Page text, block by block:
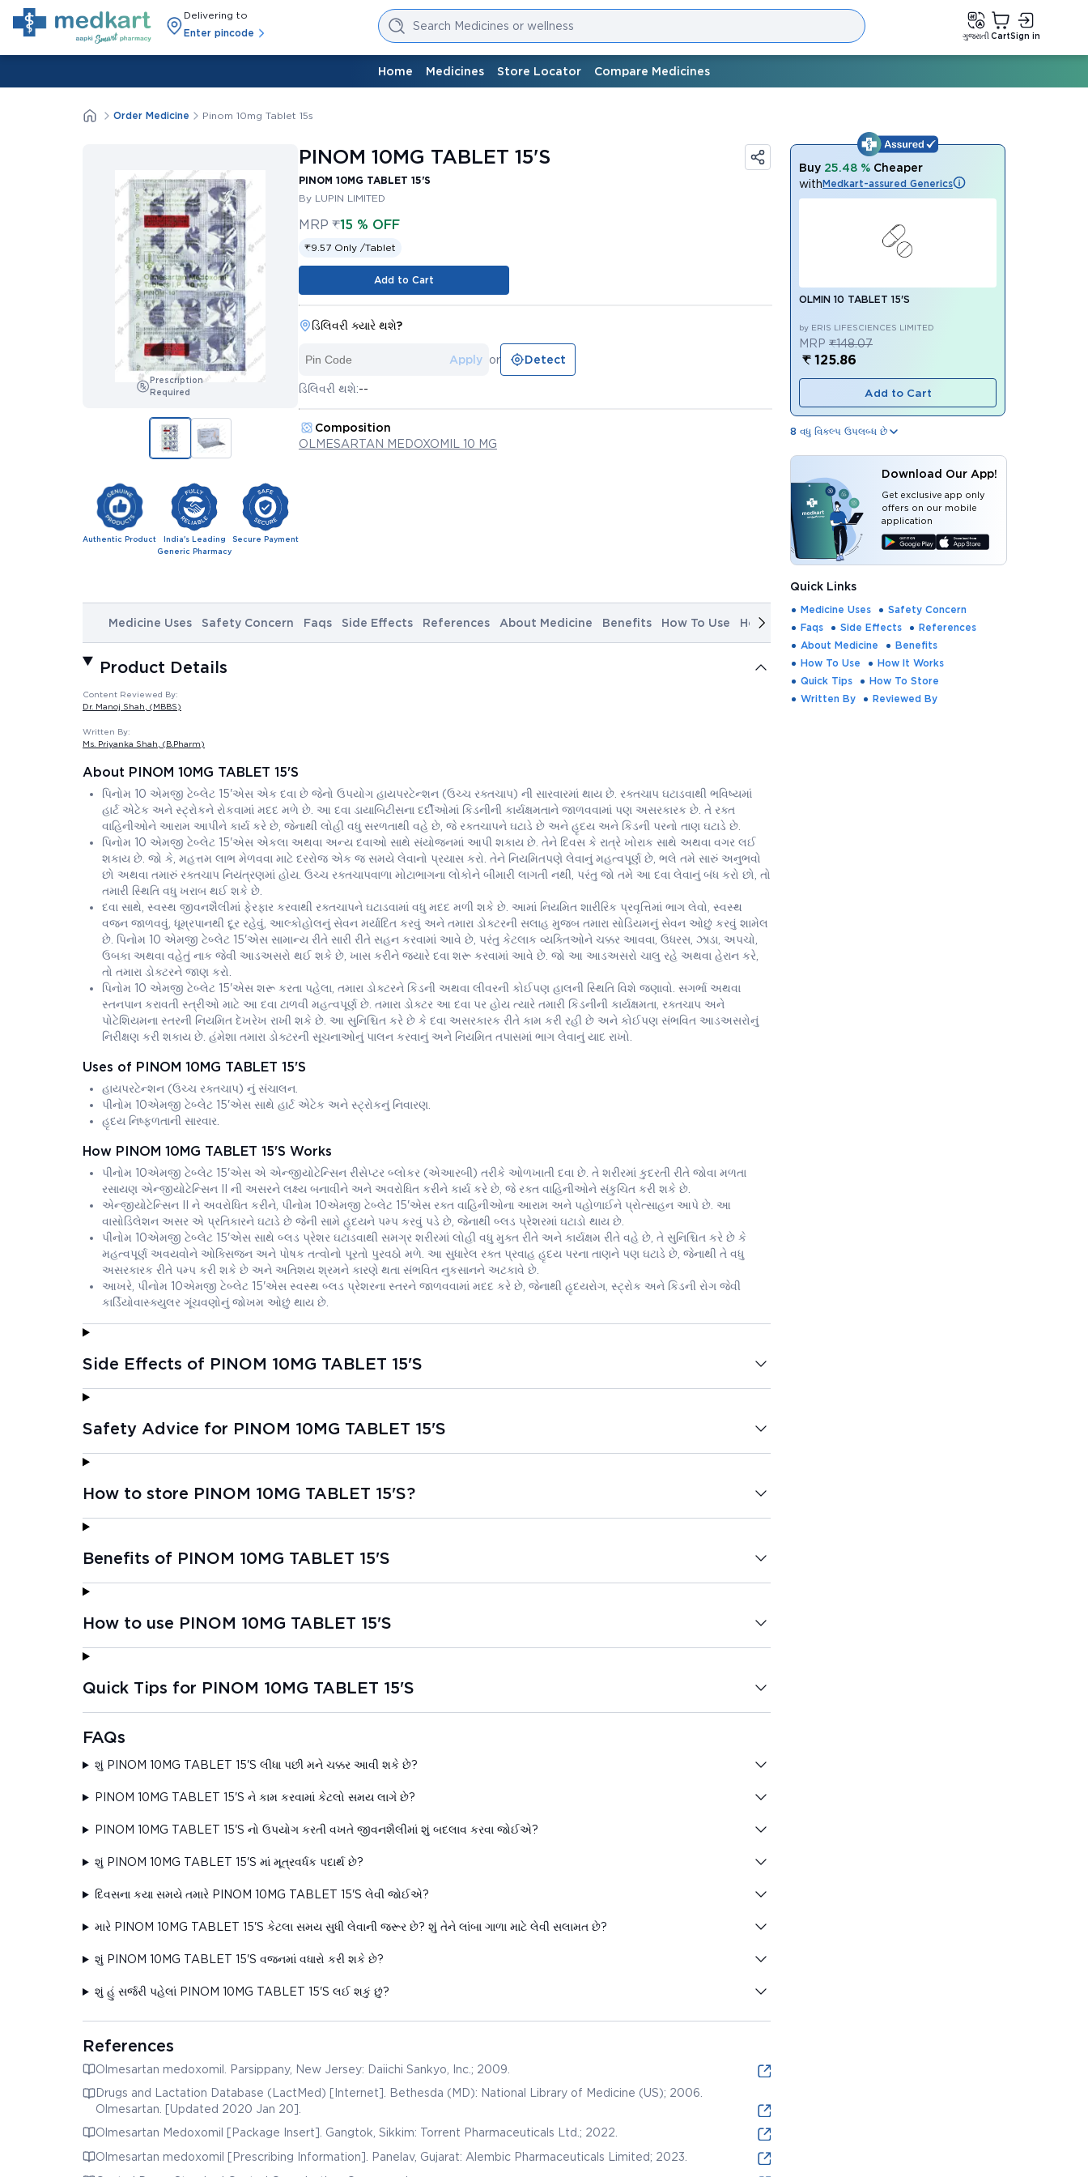
Delivering to
Enter pincode
Search Medicines or wellness
ગુજરાતી CartSign in
Home Medicines Store Locator Compare Medicines
Order Medicine Pinom 10mg Tablet 15s
Prescription
Required
Authentic Product
India's Leading
Generic Pharmacy
Secure Payment
PINOM 10MG TABLET 15'S
PINOM 10MG TABLET 15'S
By LUPIN LIMITED
MRP ₹15 % OFF
₹9.57 Only /Tablet
Add to Cart
ડિલિવરી ક્યારે થશે?
Apply or Detect
ડિલિવરી થશે:--
Composition
OLMESARTAN MEDOXOMIL 10 MG
Medicine Uses Safety Concern Faqs Side Effects References About Medicine Benefits How To Use How It Works Quick Tips How To Store
Product Details
Content Reviewed By:
Dr. Manoj Shah, (MBBS)
Written By:
Ms. Priyanka Shah, (B.Pharm)
About PINOM 10MG TABLET 15'S
પિનોમ 10 એમજી ટેબ્લેટ 15'એસ એક દવા છે જેનો ઉપયોગ હાયપરટેન્શન (ઉચ્ચ રક્તચાપ) ની સારવારમાં થાય છે. રક્તચાપ ઘટાડવાથી ભવિષ્યમાં
હાર્ટ એટેક અને સ્ટ્રોકને રોકવામાં મદદ મળે છે. આ દવા ડાયાબિટીસના દર્દીઓમાં કિડનીની કાર્યક્ષમતાને જાળવવામાં પણ અસરકારક છે. તે રક્ત
વાહિનીઓને આરામ આપીને કાર્ય કરે છે, જેનાથી લોહી વધુ સરળતાથી વહે છે, જે રક્તચાપને ઘટાડે છે અને હૃદય અને કિડની પરનો તાણ ઘટાડે છે.
પિનોમ 10 એમજી ટેબ્લેટ 15'એસ એકલા અથવા અન્ય દવાઓ સાથે સંયોજનમાં આપી શકાય છે. તેને દિવસ કે રાત્રે ખોરાક સાથે અથવા વગર લઈ
શકાય છે. જો કે, મહત્તમ લાભ મેળવવા માટે દરરોજ એક જ સમયે લેવાનો પ્રયાસ કરો. તેને નિયમિતપણે લેવાનું મહત્વપૂર્ણ છે, ભલે તમે સારું અનુભવો
છો અથવા તમારું રક્તચાપ નિયંત્રણમાં હોય. ઉચ્ચ રક્તચાપવાળા મોટાભાગના લોકોને બીમારી લાગતી નથી, પરંતુ જો તમે આ દવા લેવાનું બંધ કરો છો, તો
તમારી સ્થિતિ વધુ ખરાબ થઈ શકે છે.
દવા સાથે, સ્વસ્થ જીવનશૈલીમાં ફેરફાર કરવાથી રક્તચાપને ઘટાડવામાં વધુ મદદ મળી શકે છે. આમાં નિયમિત શારીરિક પ્રવૃત્તિમાં ભાગ લેવો, સ્વસ્થ
વજન જાળવવું, ધૂમ્રપાનથી દૂર રહેવું, આલ્કોહોલનું સેવન મર્યાદિત કરવું અને તમારા ડોક્ટરની સલાહ મુજબ તમારા સોડિયમનું સેવન ઓછું કરવું શામેલ
છે. પિનોમ 10 એમજી ટેબ્લેટ 15'એસ સામાન્ય રીતે સારી રીતે સહન કરવામાં આવે છે, પરંતુ કેટલાક વ્યક્તિઓને ચક્કર આવવા, ઉધરસ, ઝાડા, અપચો,
ઉબકા અથવા વહેતું નાક જેવી આડઅસરો થઈ શકે છે, ખાસ કરીને જ્યારે દવા શરૂ કરવામાં આવે છે. જો આ આડઅસરો ચાલુ રહે અથવા હેરાન કરે,
તો તમારા ડોક્ટરને જાણ કરો.
પિનોમ 10 એમજી ટેબ્લેટ 15'એસ શરૂ કરતા પહેલા, તમારા ડોક્ટરને કિડની અથવા લીવરની કોઈપણ હાલની સ્થિતિ વિશે જણાવો. સગર્ભા અથવા
સ્તનપાન કરાવતી સ્ત્રીઓ માટે આ દવા ટાળવી મહત્વપૂર્ણ છે. તમારા ડોક્ટર આ દવા પર હોય ત્યારે તમારી કિડનીની કાર્યક્ષમતા, રક્તચાપ અને
પોટેશિયમના સ્તરની નિયમિત દેખરેખ રાખી શકે છે. આ સુનિશ્ચિત કરે છે કે દવા અસરકારક રીતે કામ કરી રહી છે અને કોઈપણ સંભવિત આડઅસરોનું
નિરીક્ષણ કરી શકાય છે. હંમેશા તમારા ડોક્ટરની સૂચનાઓનું પાલન કરવાનું અને નિયમિત તપાસમાં ભાગ લેવાનું યાદ રાખો.
Uses of PINOM 10MG TABLET 15'S
હાયપરટેન્શન (ઉચ્ચ રક્તચાપ) નું સંચાલન.
પીનોમ 10એમજી ટેબ્લેટ 15'એસ સાથે હાર્ટ એટેક અને સ્ટ્રોકનું નિવારણ.
હૃદય નિષ્ફળતાની સારવાર.
How PINOM 10MG TABLET 15'S Works
પીનોમ 10એમજી ટેબ્લેટ 15'એસ એ એન્જીયોટેન્સિન રીસેપ્ટર બ્લોકર (એઆરબી) તરીકે ઓળખાતી દવા છે. તે શરીરમાં કુદરતી રીતે જોવા મળતા
રસાયણ એન્જીયોટેન્સિન II ની અસરને લક્ષ્ય બનાવીને અને અવરોધિત કરીને કાર્ય કરે છે, જે રક્ત વાહિનીઓને સંકુચિત કરી શકે છે.
એન્જીયોટેન્સિન II ને અવરોધિત કરીને, પીનોમ 10એમજી ટેબ્લેટ 15'એસ રક્ત વાહિનીઓના આરામ અને પહોળાઈને પ્રોત્સાહન આપે છે. આ
વાસોડિલેશન અસર એ પ્રતિકારને ઘટાડે છે જેની સામે હૃદયને પમ્પ કરવું પડે છે, જેનાથી બ્લડ પ્રેશરમાં ઘટાડો થાય છે.
પીનોમ 10એમજી ટેબ્લેટ 15'એસ સાથે બ્લડ પ્રેશર ઘટાડવાથી સમગ્ર શરીરમાં લોહી વધુ મુક્ત રીતે અને કાર્યક્ષમ રીતે વહે છે, તે સુનિશ્ચિત કરે છે કે
મહત્વપૂર્ણ અવયવોને ઓક્સિજન અને પોષક તત્વોનો પૂરતો પુરવઠો મળે. આ સુધારેલ રક્ત પ્રવાહ હૃદય પરના તાણને પણ ઘટાડે છે, જેનાથી તે વધુ
અસરકારક રીતે પમ્પ કરી શકે છે અને અતિશય શ્રમને કારણે થતા સંભવિત નુકસાનને અટકાવે છે.
આખરે, પીનોમ 10એમજી ટેબ્લેટ 15'એસ સ્વસ્થ બ્લડ પ્રેશરના સ્તરને જાળવવામાં મદદ કરે છે, જેનાથી હૃદયરોગ, સ્ટ્રોક અને કિડની રોગ જેવી
કાર્ડિયોવાસ્ક્યુલર ગૂંચવણોનું જોખમ ઓછું થાય છે.
Side Effects of PINOM 10MG TABLET 15'S
Safety Advice for PINOM 10MG TABLET 15'S
How to store PINOM 10MG TABLET 15'S?
Benefits of PINOM 10MG TABLET 15'S
How to use PINOM 10MG TABLET 15'S
Quick Tips for PINOM 10MG TABLET 15'S
FAQs
શું PINOM 10MG TABLET 15'S લીધા પછી મને ચક્કર આવી શકે છે?
PINOM 10MG TABLET 15'S ને કામ કરવામાં કેટલો સમય લાગે છે?
PINOM 10MG TABLET 15'S નો ઉપયોગ કરતી વખતે જીવનશૈલીમાં શું બદલાવ કરવા જોઈએ?
શું PINOM 10MG TABLET 15'S માં મૂત્રવર્ધક પદાર્થ છે?
દિવસના કયા સમયે તમારે PINOM 10MG TABLET 15'S લેવી જોઈએ?
મારે PINOM 10MG TABLET 15'S કેટલા સમય સુધી લેવાની જરૂર છે? શું તેને લાંબા ગાળા માટે લેવી સલામત છે?
શું PINOM 10MG TABLET 15'S વજનમાં વધારો કરી શકે છે?
શું હું સર્જરી પહેલાં PINOM 10MG TABLET 15'S લઈ શકું છું?
References
Olmesartan medoxomil. Parsippany, New Jersey: Daiichi Sankyo, Inc.; 2009.
Drugs and Lactation Database (LactMed) [Internet]. Bethesda (MD): National Library of Medicine (US); 2006.
Olmesartan. [Updated 2020 Jan 20].
Olmesartan Medoxomil [Package Insert]. Gangtok, Sikkim: Torrent Pharmaceuticals Ltd.; 2022.
Olmesartan medoxomil [Prescribing Information]. Panelav, Gujarat: Alembic Pharmaceuticals Limited; 2023.
Buy 25.48 % Cheaper
withMedkart-assured Generics
OLMIN 10 TABLET 15'S
by ERIS LIFESCIENCES LIMITED
MRP ₹148.07
₹ 125.86
Add to Cart
8 વધુ વિકલ્પ ઉપલબ્ધ છે
Download Our App!
Get exclusive app only
offers on our mobile
application
Quick Links
Medicine Uses
Safety Concern
Faqs
Side Effects
References
About Medicine
Benefits
How To Use
How It Works
Quick Tips
How To Store
Written By
Reviewed By